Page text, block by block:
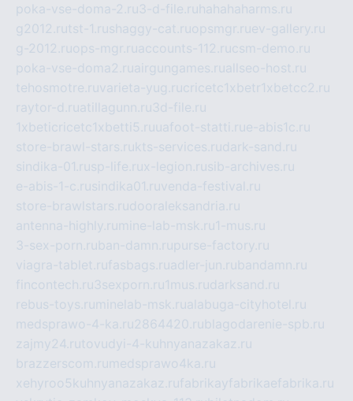
poka-vse-doma-2.ru3-d-file.ru hahahaharms.ru
g2012.rutst-1.rushaggy-cat.ruopsmgr.ruev-gallery.ru
g-2012.ruops-mgr.ruaccounts-112.rucsm-demo.ru
poka-vse-doma2.ruairgungames.ruallseo-host.ru
tehosmotre.ruvarieta-yug.rucricetc1xbetr1xbetcc2.ru
raytor-d.ruatillagunn.ru3d-file.ru
1xbeticricetc1xbetti5.ruuafoot-statti.rue-abis1c.ru
store-brawl-stars.rukts-services.rudark-sand.ru
sindika-01.rusp-life.rux-legion.rusib-archives.ru
e-abis-1-c.rusindika01.ruvenda-festival.ru
store-brawlstars.rudooraleksandria.ru
antenna-highly.ru mine-lab-msk.ru1-mus.ru
3-sex-porn.ruban-damn.rupurse-factory.ru
viagra-tablet.rufasbags.ruadler-jun.rubandamn.ru
fincontech.ru3sexporn.ru1mus.rudarksand.ru
rebus-toys.ru minelab-msk.rualabuga-cityhotel.ru
medsprawo-4-ka.ru2864420.rublagodarenie-spb.ru
zajmy24.rutovudyi-4-kuhnyanazakaz.ru
brazzerscom.ru medsprawo4ka.ru
xehyroo5kuhnyanazakaz.rufabrikayfabrikaefabrika.ru